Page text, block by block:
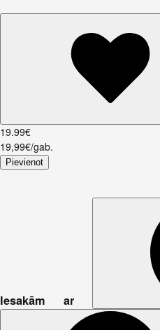
19.99€
19,99€/gab.
Pievienot
Iesakām ar